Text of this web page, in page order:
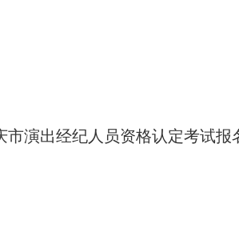
市演出经纪人员资格认定考试报